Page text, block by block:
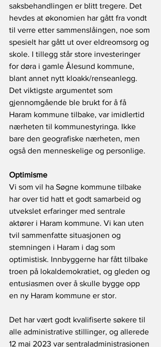
saksbehandlingen er blitt tregere. Det
hevdes at økonomien har gått fra vondt
til verre etter sammenslåingen, noe som
spesielt har gått ut over eldreomsorg og
skole. I tillegg står store investeringer
for døra i gamle Ålesund kommune,
blant annet nytt kloakk/renseanlegg.
Det viktigste argumentet som
gjennomgående ble brukt for å få
Haram kommune tilbake, var imidlertid
nærheten til kommunestyringa. Ikke
bare den geografiske nærheten, men
også den menneskelige og personlige.
Optimisme
Vi som vil ha Søgne kommune tilbake
har over tid hatt et godt samarbeid og
utvekslet erfaringer med sentrale
aktører i Haram kommune. Vi kan uten
tvil sammenfatte situasjonen og
stemningen i Haram i dag som
optimistisk. Innbyggerne har fått tilbake
troen på lokaldemokratiet, og gleden og
entusiasmen over å skulle bygge opp
en ny Haram kommune er stor.
Det har vært godt kvalifiserte søkere til
alle administrative stillinger, og allerede
12 mai 2023 var sentraladministrasjonen